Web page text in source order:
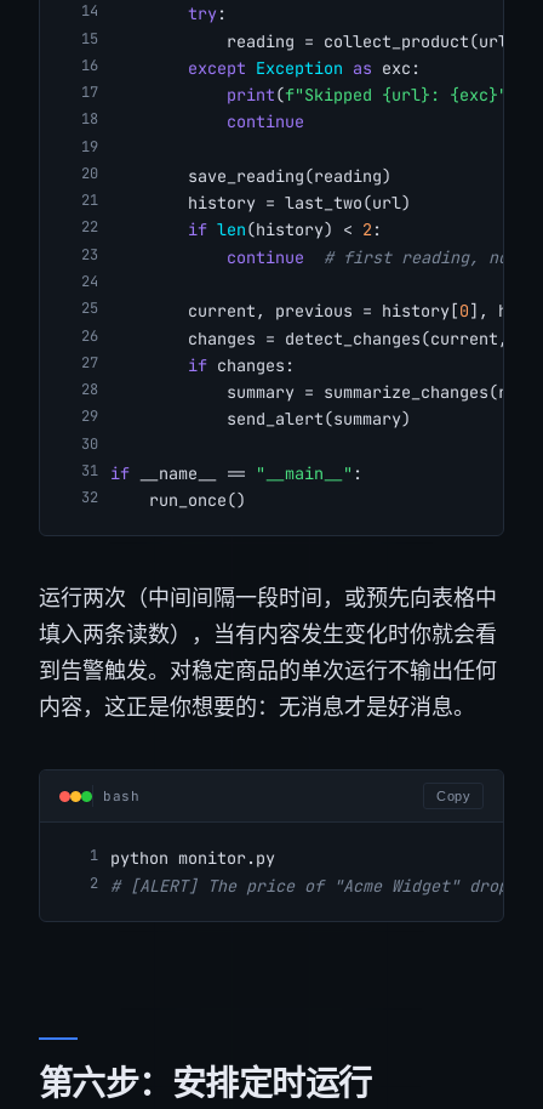
try:
            reading = collect_product(url)
except Exception as exc:
print(f"Skipped {url}: {exc}"
continue
        save_reading(reading)
        history = last_two(url)
if len(history) < 2 :
continue
# first reading,
        current, previous = history[
0],
changes = detect_changes(current,
if changes:
summary =
            send_alert(summary)
if __name__ == "__main__" :
    run_once()
运行两次（中间间隔一段时间，或预先向表格中
填入两条读数），当有内容发生变化时你就会看
到告警触发。对稳定商品的单次运行不输出任何
内容，这正是你想要的：无消息才是好消息。
bash Copy
python monitor.py
# [ALERT] The price of "Acme Widget"
第六步：安排定时运行